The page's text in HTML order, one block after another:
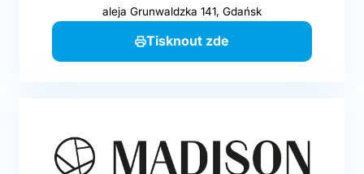
aleja Grunwaldzka 141, Gdańsk
Tisknout zde